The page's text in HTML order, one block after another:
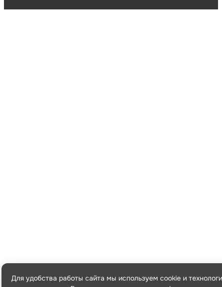
Для удобства работы сайта мы используем cookie и